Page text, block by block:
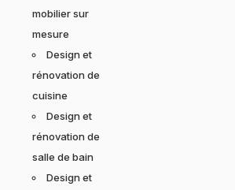
mobilier sur
mesure
Design et
rénovation de
cuisine
Design et
rénovation de
salle de bain
Design et